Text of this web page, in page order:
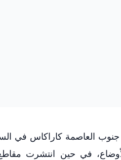
على الأقل في جنوب العاصمة
في حين انتشرت